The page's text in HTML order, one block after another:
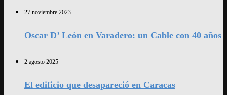
27 noviembre 2023
Oscar D’ León en Varadero: un Cable con 40 años
2 agosto 2025
El edificio que desapareció en Caracas